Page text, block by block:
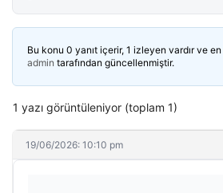
Bu konu 0 yanıt içerir, 1 izleyen vardır ve en
admin tarafından güncellenmiştir.
1 yazı görüntüleniyor (toplam 1)
19/06/2026: 10:10 pm